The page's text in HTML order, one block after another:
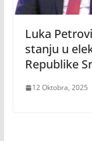
Luka
stanju u
Republike
12 Oktobra, 2025